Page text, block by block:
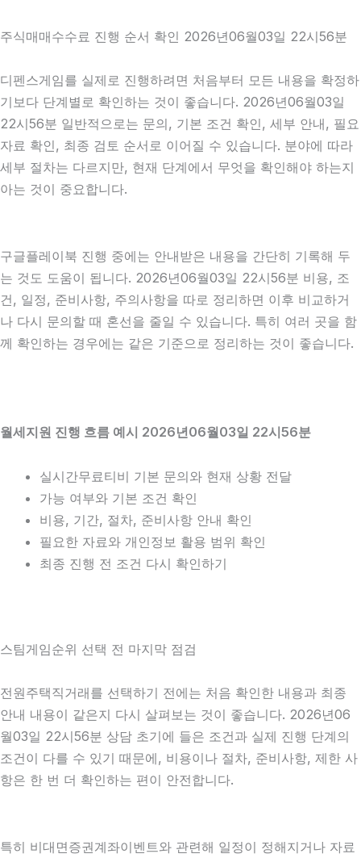
주식매매수수료 진행 순서 확인 2026년06월03일 22시56분
디펜스게임를 실제로 진행하려면 처음부터 모든 내용을 확정하
기보다 단계별로 확인하는 것이 좋습니다. 2026년06월03일
22시56분 일반적으로는 문의, 기본 조건 확인, 세부 안내, 필요
자료 확인, 최종 검토 순서로 이어질 수 있습니다. 분야에 따라
세부 절차는 다르지만, 현재 단계에서 무엇을 확인해야 하는지
아는 것이 중요합니다.
구글플레이북 진행 중에는 안내받은 내용을 간단히 기록해 두
는 것도 도움이 됩니다. 2026년06월03일 22시56분 비용, 조
건, 일정, 준비사항, 주의사항을 따로 정리하면 이후 비교하거
나 다시 문의할 때 혼선을 줄일 수 있습니다. 특히 여러 곳을 함
께 확인하는 경우에는 같은 기준으로 정리하는 것이 좋습니다.
월세지원 진행 흐름 예시 2026년06월03일 22시56분
실시간무료티비 기본 문의와 현재 상황 전달
가능 여부와 기본 조건 확인
비용, 기간, 절차, 준비사항 안내 확인
필요한 자료와 개인정보 활용 범위 확인
최종 진행 전 조건 다시 확인하기
스팀게임순위 선택 전 마지막 점검
전원주택직거래를 선택하기 전에는 처음 확인한 내용과 최종
안내 내용이 같은지 다시 살펴보는 것이 좋습니다. 2026년06
월03일 22시56분 상담 초기에 들은 조건과 실제 진행 단계의
조건이 다를 수 있기 때문에, 비용이나 절차, 준비사항, 제한 사
항은 한 번 더 확인하는 편이 안전합니다.
특히 비대면증권계좌이벤트와 관련해 일정이 정해지거나 자료